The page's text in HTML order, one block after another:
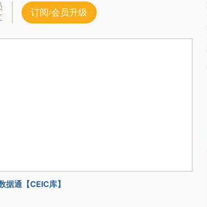
订阅/会员升级
据通【CEIC库】